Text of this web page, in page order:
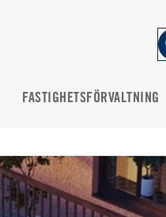
FASTIGHETSFÖRVALTNING